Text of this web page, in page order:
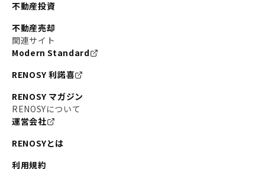
不動産投資
不動産売却
関連サイト
Modern Standard
RENOSY 利諾喜
RENOSY マガジン
RENOSYについて
運営会社
RENOSYとは
利用規約